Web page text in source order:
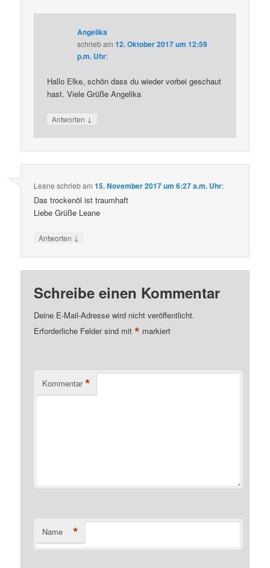
Angelika
schriebam12. Oktober 2017 um 12:59
p.m. Uhr:
Hallo Elke, schön dass du wieder vorbei geschaut
hast. Viele Grüße Angelika
Antworten ↓
Leane schriebam15. November 2017 um 6:27 a.m. Uhr:
Das trockenöl ist traumhaft
Liebe Grüße Leane
Antworten ↓
Schreibe einen Kommentar
Deine E-Mail-Adresse wird nicht veröffentlicht.
Erforderliche Felder sind mit* markiert
Kommentar *
Name *